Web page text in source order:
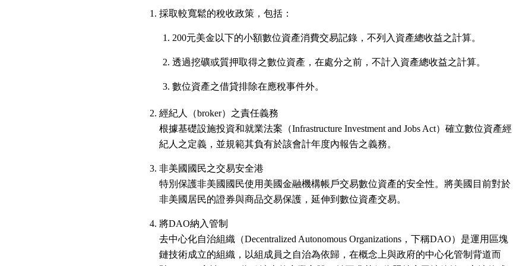
採取較寬鬆的稅收政策，包括：
200元美金以下的小額數位資產消費交易記錄，不列入資產總收益之計算。
透過挖礦或質押取得之數位資產，在處分之前，不計入資產總收益之計算。
數位資產之借貸排除在應稅事件外。
經紀人（broker）之責任義務
根據基礎設施投資和就業法案（Infrastructure Investment and Jobs Act）確立數位資產經
紀人之定義，並規範其負有於該會計年度內報告之義務。
非美國國民之交易安全港
特別保護非美國國民使用美國金融機構帳戶交易數位資產的安全性。將美國目前對於
非美國居民的證券與商品交易保護，延伸到數位資產交易。
將DAO納入管制
去中心化自治組織（Decentralized Autonomous Organizations，下稱DAO）是運用區塊
鏈技術成立的組織，以組成員之自治為依歸，在概念上與政府的中心化管制背道而